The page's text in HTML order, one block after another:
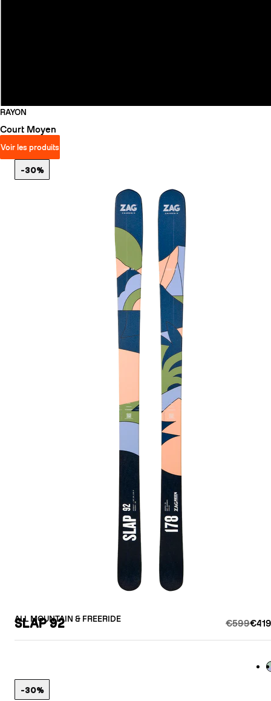
RAYON
Court Moyen
Voir les produits
ALL MOUNTAIN & FREERIDE
SLAP 92 €599
-30%
-30%